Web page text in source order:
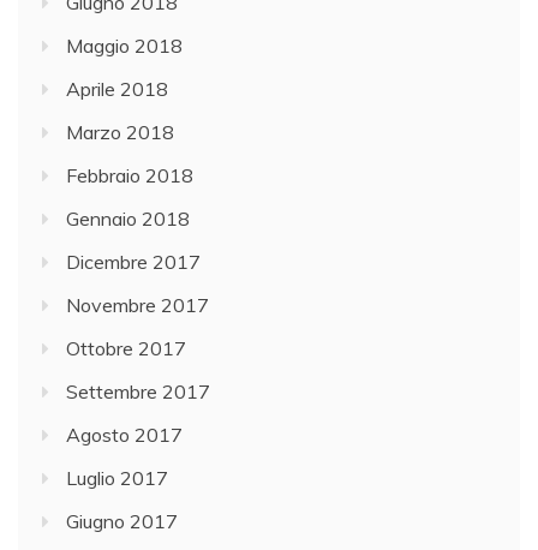
Maggio 2018
Aprile 2018
Marzo 2018
Febbraio 2018
Gennaio 2018
Dicembre 2017
Novembre 2017
Ottobre 2017
Settembre 2017
Agosto 2017
Luglio 2017
Giugno 2017